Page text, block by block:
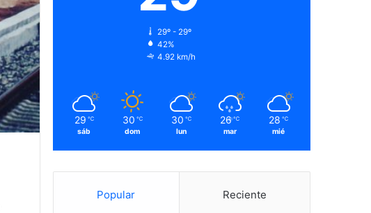
29º - 29º
42%
4.92 km/h
29 ℃
sáb
30 ℃
dom
30 ℃
lun
26 ℃
mar
28 ℃
mié
Popular Reciente